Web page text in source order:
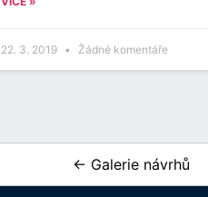
22. 3. 2019 Žádné komentáře
← Galerie návrhů